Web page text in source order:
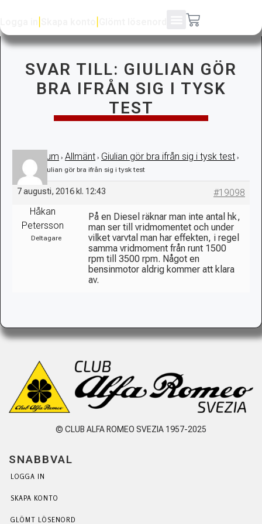
SVAR TILL: GIULIAN GÖR
BRA IFRÅN SIG I TYSK
TEST
› Forum › Allmänt › Giulian gör bra ifrån sig i tysk test ›
Svar till: Giulian gör bra ifrån sig i tysk test
7 augusti, 2016 kl. 12:43
#19098
Håkan
Petersson
Deltagare
På en Diesel räknar man inte antal hk,
man ser till vridmomentet och under
vilket varvtal man har effekten, i regel
samma vridmoment från runt 1500
rpm till 3500 rpm. Något en
bensinmotor aldrig kommer att klara
av.
© CLUB ALFA ROMEO SVEZIA 1957-2025
SNABBVAL
LOGGA IN
SKAPA KONTO
GLÖMT LÖSENORD